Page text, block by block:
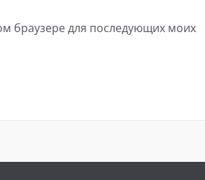
браузере для последующих моих